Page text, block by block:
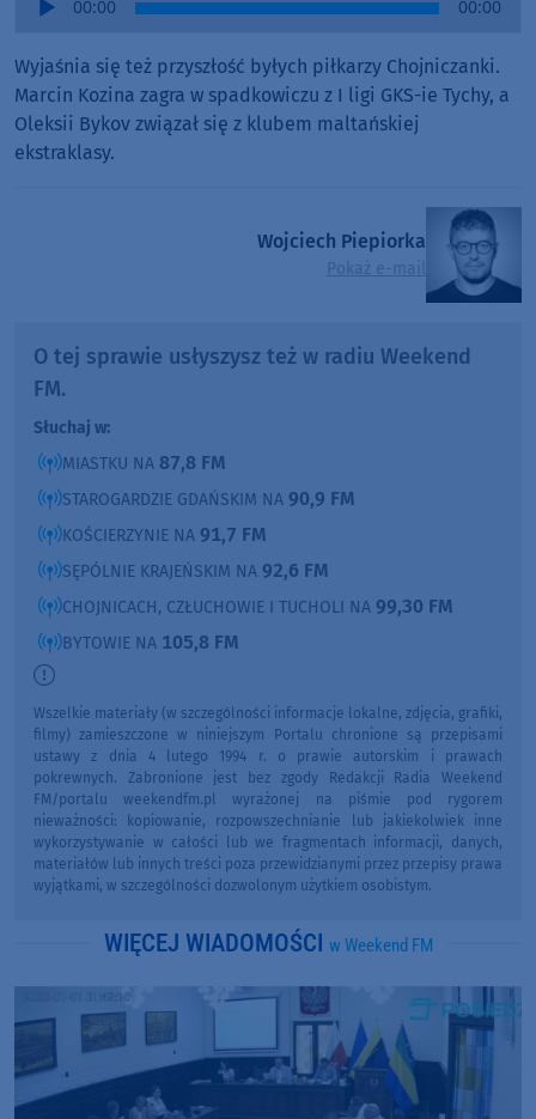
00:00 00:00
Wyjaśnia się też przyszłość byłych piłkarzy Chojniczanki.
Marcin Kozina zagra w spadkowiczu z I ligi GKS-ie Tychy, a
Oleksii Bykov związał się z klubem maltańskiej
ekstraklasy.
Wojciech Piepiorka
Pokaż e-mail
O tej sprawie usłyszysz też w radiu Weekend
FM.
Słuchaj w:
MIASTKU NA 87,8 FM
STAROGARDZIE GDAŃSKIM NA 90,9 FM
KOŚCIERZYNIE NA 91,7 FM
SĘPÓLNIE KRAJEŃSKIM NA 92,6 FM
CHOJNICACH, CZŁUCHOWIE I TUCHOLI NA 99,30 FM
BYTOWIE NA 105,8 FM
Wszelkie materiały (w szczególności informacje lokalne, zdjęcia, grafiki,
filmy) zamieszczone w niniejszym Portalu chronione są przepisami
ustawy z dnia 4 lutego 1994 r. o prawie autorskim i prawach
pokrewnych. Zabronione jest bez zgody Redakcji Radia Weekend
FM/portalu weekendfm.pl wyrażonej na piśmie pod rygorem
nieważności: kopiowanie, rozpowszechnianie lub jakiekolwiek inne
wykorzystywanie w całości lub we fragmentach informacji, danych,
materiałów lub innych treści poza przewidzianymi przez przepisy prawa
wyjątkami, w szczególności dozwolonym użytkiem osobistym.
WIĘCEJ WIADOMOŚCI w Weekend FM